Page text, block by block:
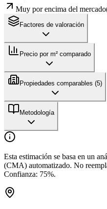
Muy por encima del mercado
Factores de valoración
Precio por m² comparado
Propiedades comparables (5)
Metodología
Esta estimación se basa en un
(CMA) automatizado. No
Confianza: 75%.